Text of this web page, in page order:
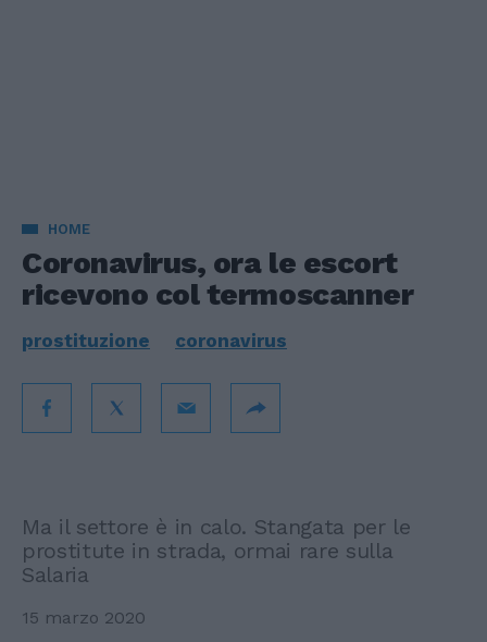
HOME
Coronavirus, ora le escort
ricevono col termoscanner
prostituzione coronavirus
Ma il settore è in calo. Stangata per le
prostitute in strada, ormai rare sulla
Salaria
15 marzo 2020